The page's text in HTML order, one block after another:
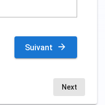
Suivant
Next